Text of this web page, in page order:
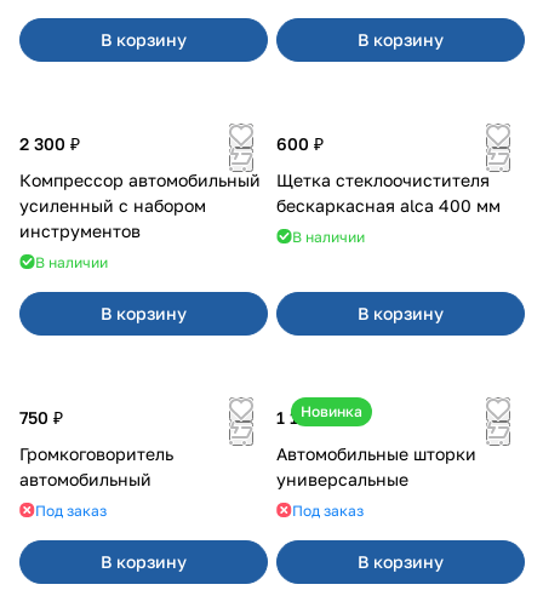
В корзину В корзину
2 300 ₽
Компрессор автомобильный
усиленный с набором
инструментов
В наличии
В корзину
600 ₽
Щетка стеклоочистителя
бескаркасная alca 400 мм
В наличии
В корзину
750 ₽
Громкоговоритель
автомобильный
Под заказ
В корзину
Новинка
1 100 ₽
Автомобильные шторки
универсальные
Под заказ
В корзину